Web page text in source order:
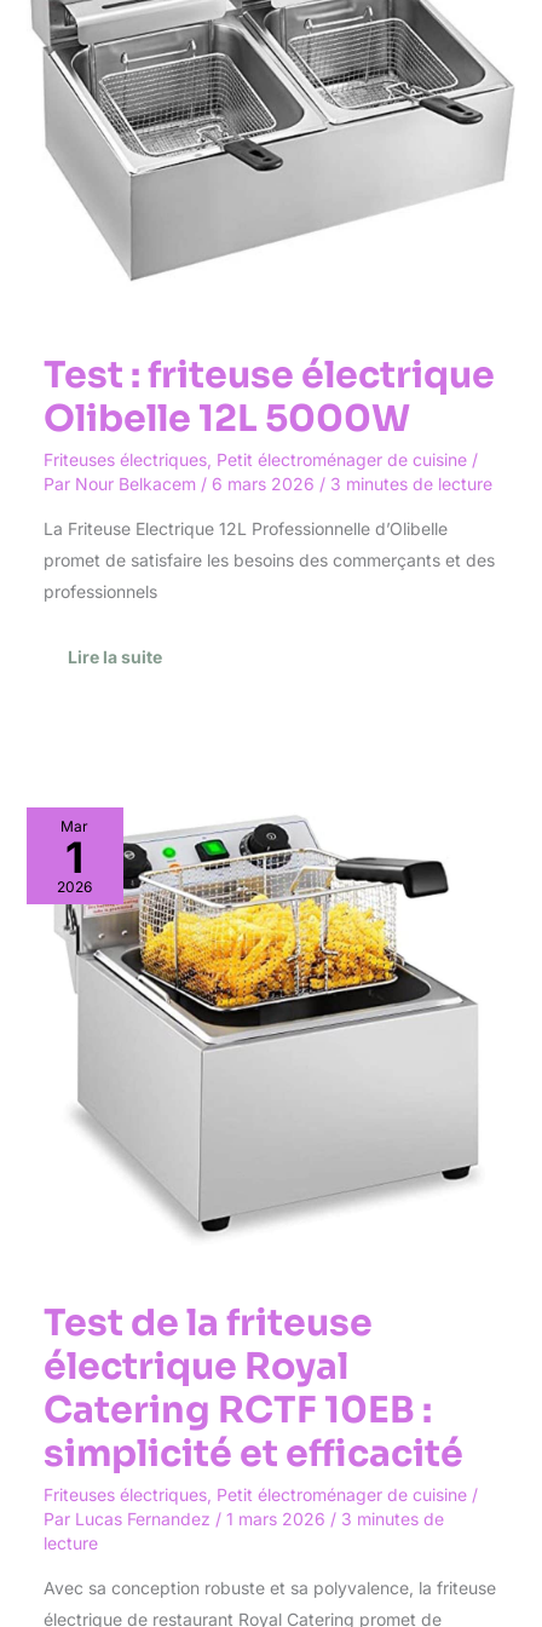
Test : friteuse électrique
Olibelle 12L 5000W
Friteuses électriques, Petit électroménager de cuisine/
Par Nour Belkacem / 6 mars 2026 / 3 minutes de lecture
La Friteuse Electrique 12L Professionnelle d’Olibelle
promet de satisfaire les besoins des commerçants et des
professionnels
5000W
Lire la suite
Mar
1
2026
Test de la friteuse
électrique Royal
Catering RCTF 10EB :
simplicité et efficacité
Friteuses électriques, Petit électroménager de cuisine/
Par Lucas Fernandez / 1 mars 2026 / 3 minutes de
lecture
Avec sa conception robuste et sa polyvalence, la friteuse
électrique de restaurant Royal Catering promet de
Test
de
friteuse
électrique
Royal
Catering
RCTF